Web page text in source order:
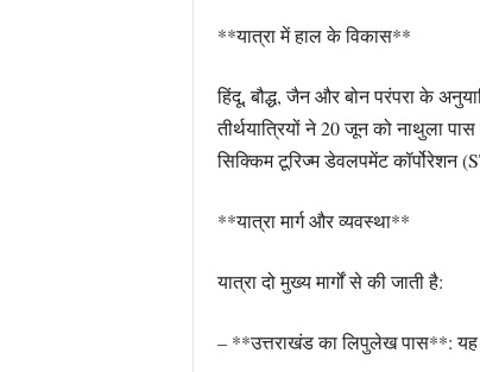
**यात्रा में हाल के विकास**
हिंदू, बौद्ध, जैन और बोन परंपरा के
तीर्थयात्रियों ने 20 जून को नाथुला
सिक्किम टूरिज्म डेवलपमेंट कॉर्पोरेशन
**यात्रा मार्ग और व्यवस्था**
यात्रा दो मुख्य मार्गों से की जाती है:
– **उत्तराखंड का लिपुलेख पास**: यह